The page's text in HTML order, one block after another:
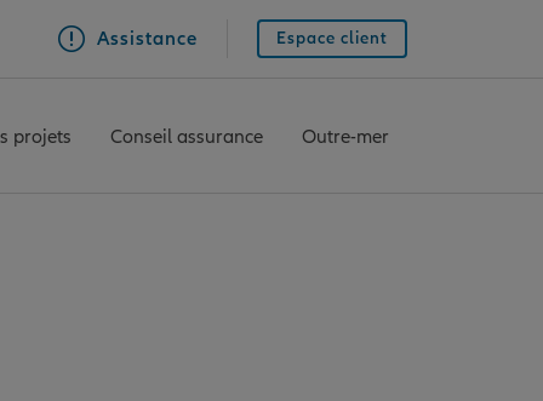
Assistance Espace client
projets Conseil assurance Outre-mer